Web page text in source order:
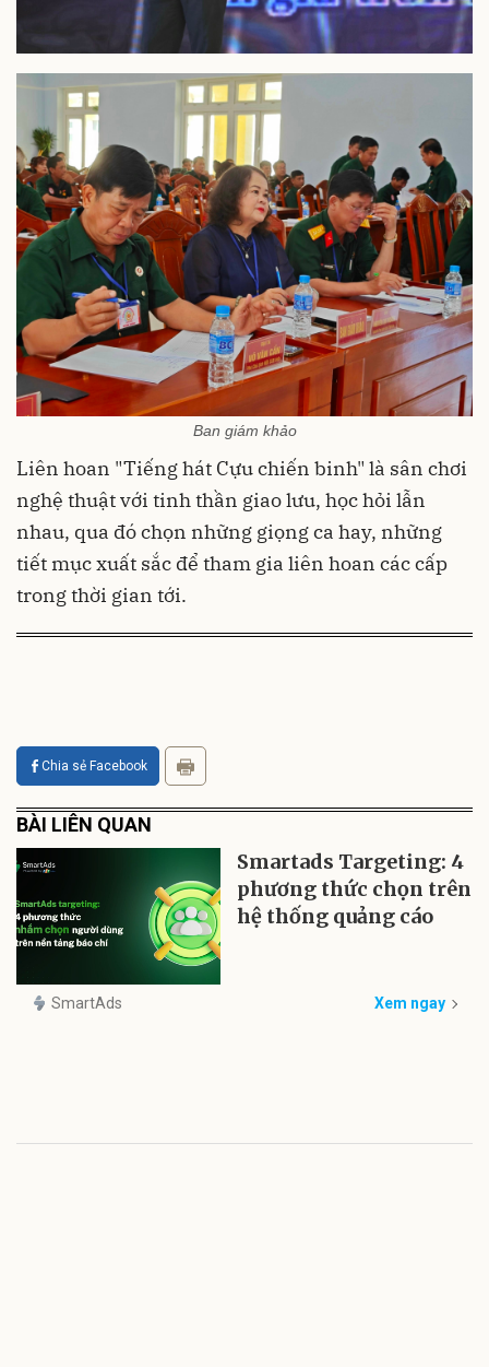
Ban giám khảo
Liên hoan "Tiếng hát Cựu chiến binh" là sân chơi
nghệ thuật với tinh thần giao lưu, học hỏi lẫn
nhau, qua đó chọn những giọng ca hay, những
tiết mục xuất sắc để tham gia liên hoan các cấp
trong thời gian tới.
Chia sẻ Facebook
BÀI LIÊN QUAN
Smartads Targeting: 4
phương thức chọn trên
hệ thống quảng cáo
SmartAds Xem ngay